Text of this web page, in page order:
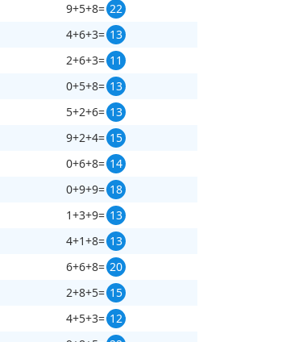
9+5+8= 22
4+6+3= 13
2+6+3= 11
0+5+8= 13
5+2+6= 13
9+2+4= 15
0+6+8= 14
0+9+9= 18
1+3+9= 13
4+1+8= 13
6+6+8= 20
2+8+5= 15
4+5+3= 12